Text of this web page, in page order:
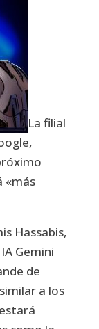
La filial
«más
Hassabis,
Gemini
de
a los